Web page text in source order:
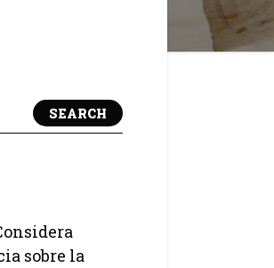
SEARCH
sobre la